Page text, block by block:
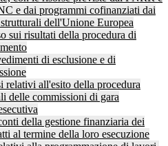
e dai programmi cofinanziati dai
dell'Unione Europea
sui risultati della procedura di
di esclusione e di
relativi all'esito della procedura
delle commissioni di gara
della gestione finanziaria dei
al termine della loro esecuzione